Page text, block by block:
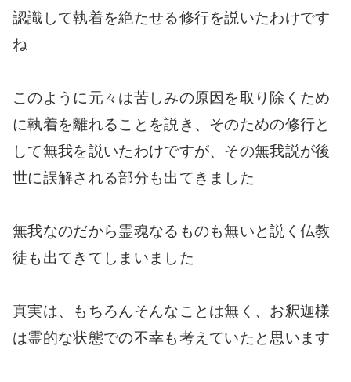
認識して執着を絶たせる修行を説いたわけです
ね
このように元々は苦しみの原因を取り除くため
に執着を離れることを説き、そのための修行と
して無我を説いたわけですが、その無我説が後
世に誤解される部分も出てきました
無我なのだから霊魂なるものも無いと説く仏教
徒も出てきてしまいました
真実は、もちろんそんなことは無く、お釈迦様
は霊的な状態での不幸も考えていたと思います